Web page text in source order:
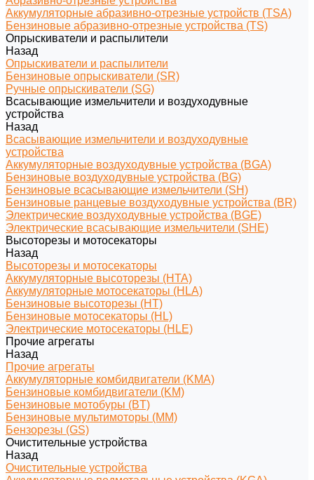
Аккумуляторные абразивно-отрезные устройств (TSA)
Бензиновые абразивно-отрезные устройства (TS)
Опрыскиватели и распылители
Назад
Опрыскиватели и распылители
Бензиновые опрыскиватели (SR)
Ручные опрыскиватели (SG)
Всасывающие измельчители и воздуходувные
устройства
Назад
Всасывающие измельчители и воздуходувные
устройства
Аккумуляторные воздуходувные устройства (BGA)
Бензиновые воздуходувные устройства (BG)
Бензиновые всасывающие измельчители (SH)
Бензиновые ранцевые воздуходувные устройства (BR)
Электрические воздуходувные устройства (BGE)
Электрические всасывающие измельчители (SHE)
Высоторезы и мотосекаторы
Назад
Высоторезы и мотосекаторы
Аккумуляторные высоторезы (HTA)
Аккумуляторные мотосекаторы (HLA)
Бензиновые высоторезы (HT)
Бензиновые мотосекаторы (HL)
Электрические мотосекаторы (HLE)
Прочие агрегаты
Назад
Прочие агрегаты
Аккумуляторные комбидвигатели (KMA)
Бензиновые комбидвигатели (KM)
Бензиновые мотобуры (BT)
Бензиновые мультимоторы (MM)
Бензорезы (GS)
Очистительные устройства
Назад
Очистительные устройства